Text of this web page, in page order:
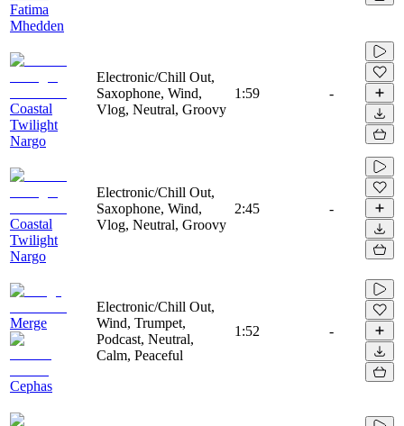
Fatima
Mhedden
Coastal
Twilight
Nargo
Electronic/Chill Out,
Saxophone, Wind,
Vlog, Neutral, Groovy
1:59 -
Coastal
Twilight
Nargo
Electronic/Chill Out,
Saxophone, Wind,
Vlog, Neutral, Groovy
2:45 -
Merge
Cephas
Electronic/Chill Out,
Wind, Trumpet,
Podcast, Neutral,
Calm, Peaceful
1:52 -